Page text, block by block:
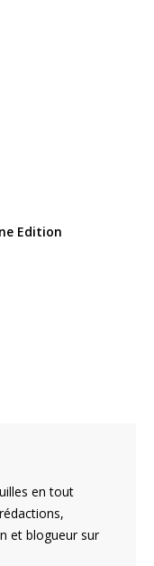
Edition
en tout
et blogueur sur